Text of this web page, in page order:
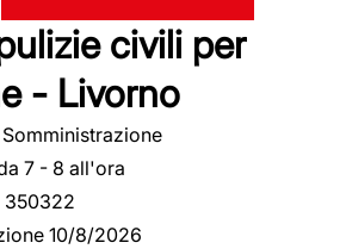
civili per
- Livorno
Somministrazione
7 - 8 all'ora
350322
10/8/2026